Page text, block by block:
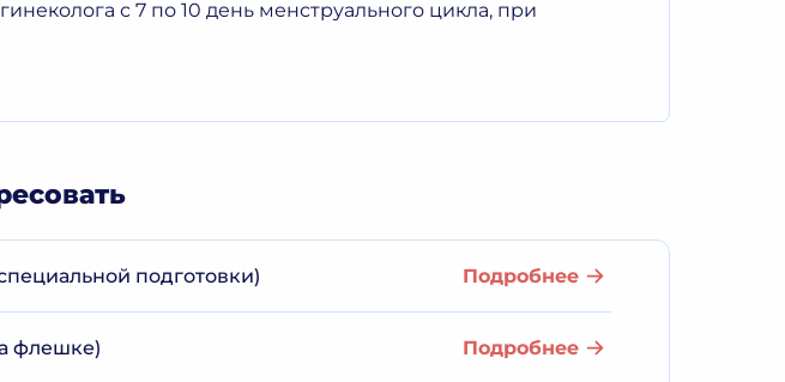
с 7 по 10 день менструального цикла, при
подготовки) Подробнее
флешке) Подробнее